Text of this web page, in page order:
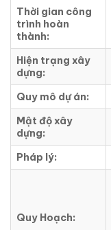
Thời gian công
trình hoàn
thành:
Hiện trạng xây
dựng:
Quy mô dự án:
Mật độ xây
dựng:
Pháp lý:
Quy Hoạch: